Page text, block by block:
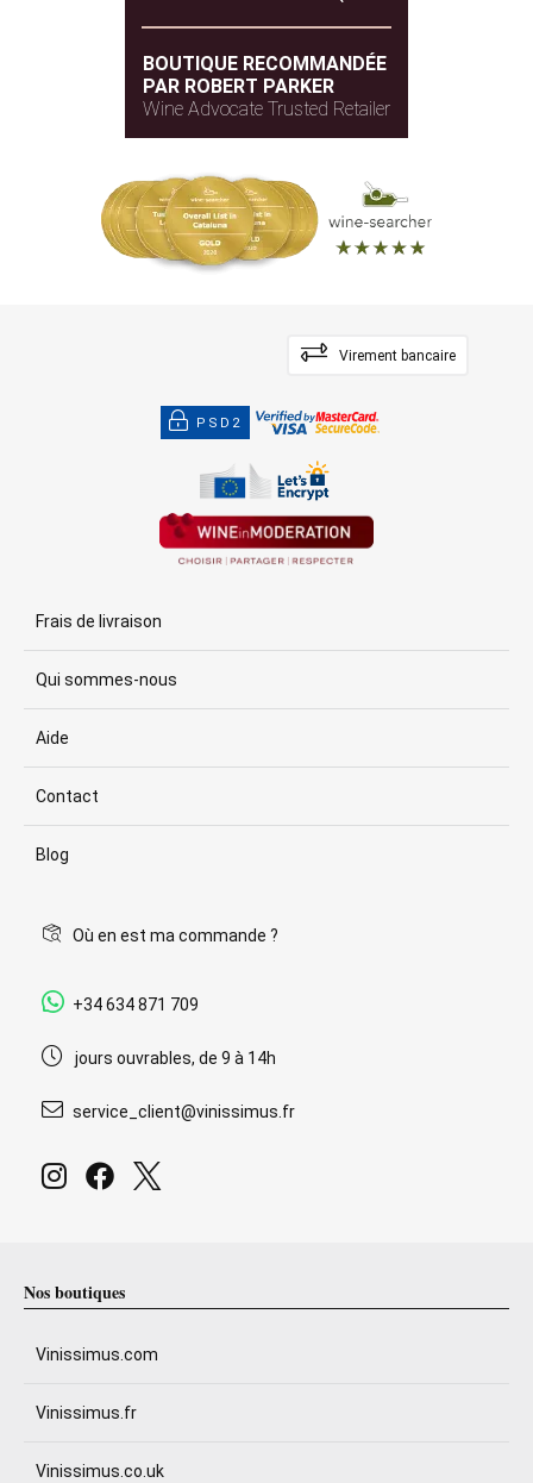
BOUTIQUE RECOMMANDÉE
PAR ROBERT PARKER
Wine Advocate Trusted Retailer
Virement bancaire
PSD2
Frais de livraison
Qui sommes-nous
Aide
Contact
Blog
Où en est ma commande ?
+34 634 871 709
jours ouvrables, de 9 à 14h
service_client@vinissimus.fr
Nos boutiques
Vinissimus.com
Vinissimus.fr
Vinissimus.co.uk